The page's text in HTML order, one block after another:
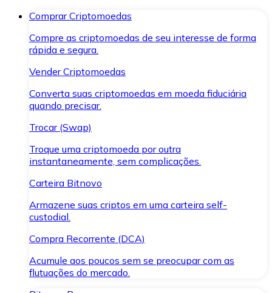
Comprar Criptomoedas
Compre as criptomoedas de seu interesse de forma
rápida e segura.
Vender Criptomoedas
Converta suas criptomoedas em moeda fiduciária
quando precisar.
Trocar (Swap)
Troque uma criptomoeda por outra
instantaneamente, sem complicações.
Carteira Bitnovo
Armazene suas criptos em uma carteira self-
custodial.
Compra Recorrente (DCA)
Acumule aos poucos sem se preocupar com as
flutuações do mercado.